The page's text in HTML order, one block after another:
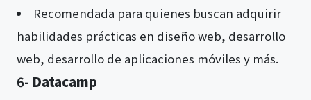
Recomendada para quienes buscan adquirir
habilidades prácticas en diseño web, desarrollo
web, desarrollo de aplicaciones móviles y más​​.
6- Datacamp